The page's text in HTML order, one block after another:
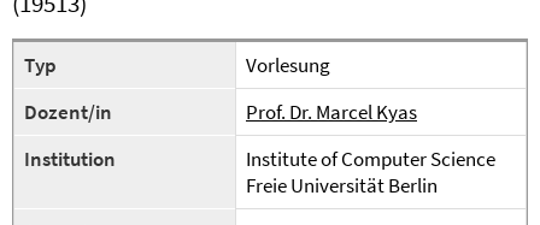
Typ
Vorlesung
Dozent/in
Prof. Dr. Marcel Kyas
Institution
Institute of Computer Science
Freie Universität Berlin